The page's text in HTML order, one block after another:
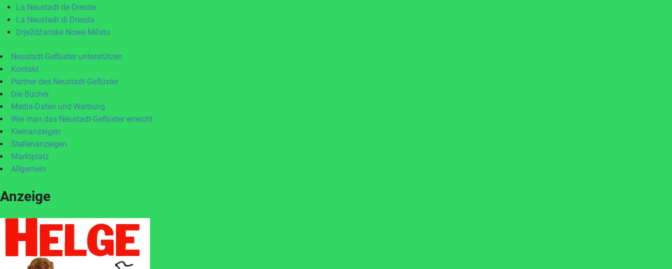
La Neustadt de Dresde
La Neustadt di Dresda
Drježdźanske Nowe Město
Neustadt-Geflüster unterstützen
Kontakt
Partner des Neustadt-Geflüster
Die Bücher
Media-Daten und Werbung
Wie man das Neustadt-Geflüster erreicht
Kleinanzeigen
Stellenanzeigen
Marktplatz
Allgemein
Anzeige